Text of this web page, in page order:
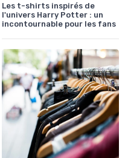
Les t-shirts inspirés de
l'univers Harry Potter : un
incontournable pour les fans